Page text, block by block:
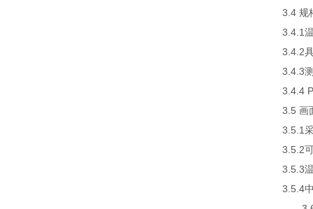
3.4 规
3.4.1
3.4.2
3.4.3
3.4.4
3.5 画
3.5.1
3.5.2
3.5.3
3.5.4